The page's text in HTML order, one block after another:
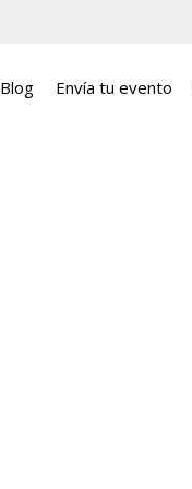
Blog Envía tu evento